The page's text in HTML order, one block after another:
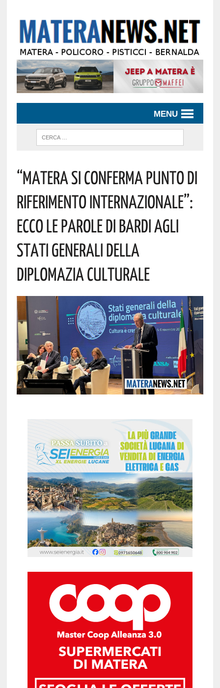
MENU
“Matera Si Conferma Punto Di
Riferimento Internazionale”:
Ecco Le Parole Di Bardi Agli
Stati Generali Della
Diplomazia Culturale